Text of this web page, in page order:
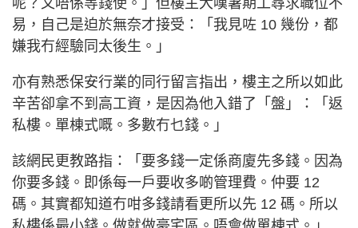
呢？又唔係等錢使。」但樓主大嘆暑期工尋求職位不
易，自己是迫於無奈才接受：「我見咗 10 幾份，都
嫌我冇經驗同太後生。」
亦有熟悉保安行業的同行留言指出，樓主之所以如此
辛苦卻拿不到高工資，是因為他入錯了「盤」：「返
私樓。單棟式嘅。多數冇乜錢。」
該網民更教路指：「要多錢一定係商廈先多錢。因為
你要多錢。即係每一戶要收多啲管理費。仲要 12
碼。其實都知道冇咁多錢請看更所以先 12 碼。所以